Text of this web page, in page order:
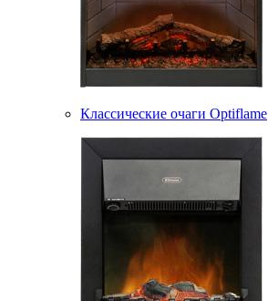
Классические очаги Optiflame